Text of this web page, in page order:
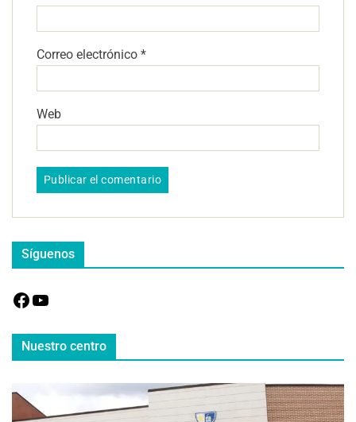
Correo electrónico *
Web
Síguenos
Nuestro centro